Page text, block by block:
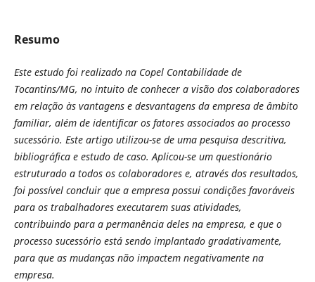
Resumo
Este estudo foi realizado na Copel Contabilidade de
Tocantins/MG, no intuito de conhecer a visão dos colaboradores
em relação às vantagens e desvantagens da empresa de âmbito
familiar, além de identificar os fatores associados ao processo
sucessório. Este artigo utilizou-se de uma pesquisa descritiva,
bibliográfica e estudo de caso. Aplicou-se um questionário
estruturado a todos os colaboradores e, através dos resultados,
foi possível concluir que a empresa possui condições favoráveis
para os trabalhadores executarem suas atividades,
contribuindo para a permanência deles na empresa, e que o
processo sucessório está sendo implantado gradativamente,
para que as mudanças não impactem negativamente na
empresa.